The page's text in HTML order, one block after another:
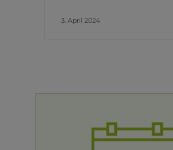
3. April 2024